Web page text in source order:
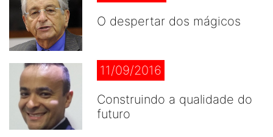
O despertar dos mágicos
11/09/2016
Construindo a qualidade do
futuro